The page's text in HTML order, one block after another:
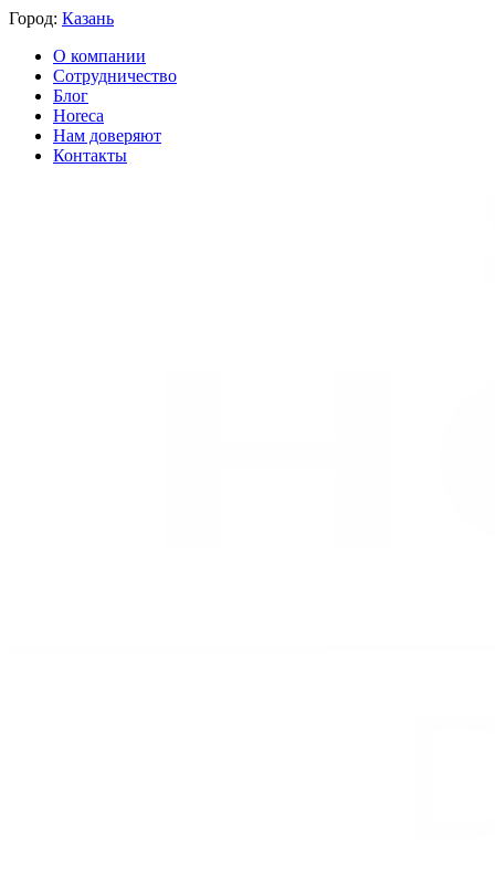
Город: Казань
О компании
Сотрудничество
Блог
Horeca
Нам доверяют
Контакты